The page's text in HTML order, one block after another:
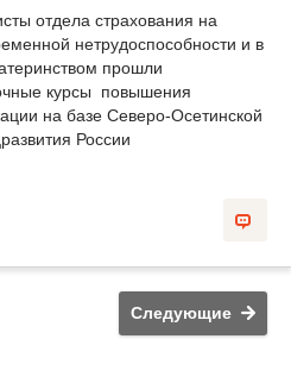
отдела страхования на
нетрудоспособности и в
прошли
курсы повышения
на базе Северо-Осетинской
России
Следующие